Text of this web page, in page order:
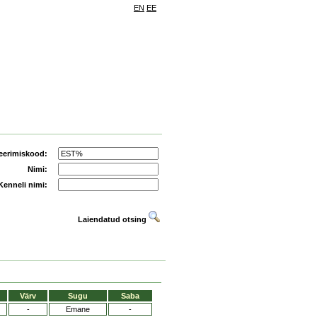
EN EE
Nimi:
nimi:
Laiendatud otsing
Värv Sugu
Saba
- Emane -